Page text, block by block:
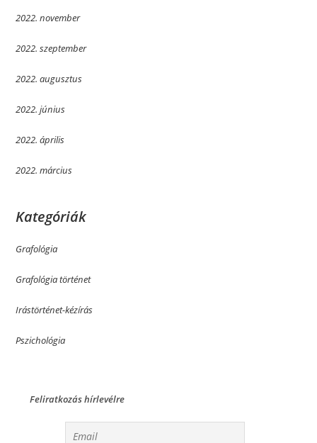
2022. november
2022. szeptember
2022. augusztus
2022. június
2022. április
2022. március
Kategóriák
Grafológia
Grafológia történet
Irástörténet-kézírás
Pszichológia
Feliratkozás hírlevélre